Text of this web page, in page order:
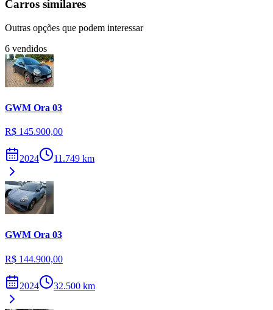
Carros similares
Outras opções que podem interessar
6 vendidos
GWM Ora 03
R$ 145.900,00
2024 11.749 km
GWM Ora 03
R$ 144.900,00
2024 32.500 km